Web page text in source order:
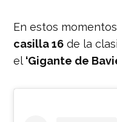
En estos
casilla 16 de la
el ‘Gigante de